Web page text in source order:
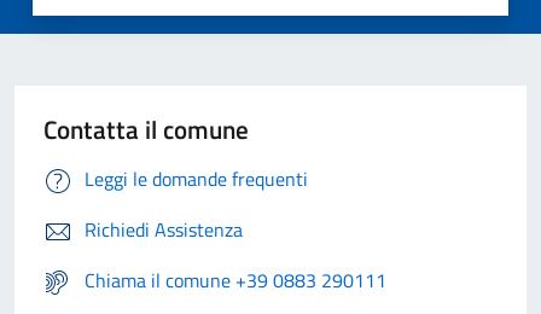
Contatta il comune
Leggi le domande frequenti
Richiedi Assistenza
Chiama il comune +39 0883 290111